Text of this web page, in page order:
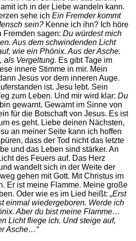
ich in der Liebe wandeln kann.
sehe ich Ein Fremder kommt
sein? Kenne ich ihn? Ich höre
Fremden sagen: Du würdest mich
Aus dem schwindenden Licht
wie ein Phönix. Aus der Asche.
als Vergeltung. Es gibt Tage im
innere Stimme in mir. Mein
Jesus vor dem inneren Auge.
ist. Jesu lebt. Sein
zum Leben. Und mir wird klar: Du
gewarnt. Gewarnt im Sinne von
für die Botschaft von Jesus. Es ist
es geht. Liebe deinen Nächsten,
an meiner Seite kann ich hoffen
dass der Tod nicht das letzte
und das Leben sind stärker. An
des Feuers auf. Das Herz
wandelt sich in der Weite der
gehen mit Gott. Mit Christus im
Er ist meine Flamme. Meine große
Oder wie es im Lied heißt: „Erst
einmal wiedergeboren. Werde ich
Aber du bist meine Flamme…
Licht fliege ich. Und steige auf,
Asche…“